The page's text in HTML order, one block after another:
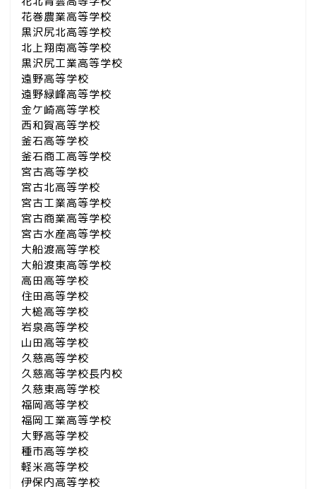
花巻農業高等学校
黒沢尻北高等学校
北上翔南高等学校
黒沢尻工業高等学校
遠野高等学校
遠野緑峰高等学校
金ケ崎高等学校
西和賀高等学校
釜石高等学校
釜石商工高等学校
宮古高等学校
宮古北高等学校
宮古工業高等学校
宮古商業高等学校
宮古水産高等学校
大船渡高等学校
大船渡東高等学校
高田高等学校
住田高等学校
大槌高等学校
岩泉高等学校
山田高等学校
久慈高等学校
久慈高等学校長内校
久慈東高等学校
福岡高等学校
福岡工業高等学校
大野高等学校
種市高等学校
軽米高等学校
伊保内高等学校